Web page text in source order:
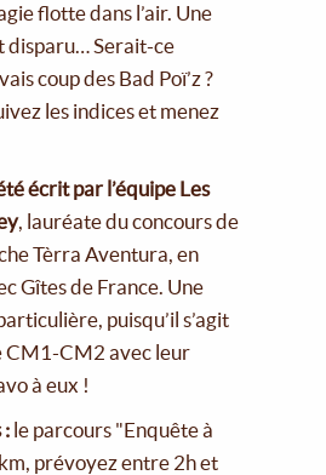
flotte dans l’air. Une
disparu… Serait-ce
coup des Bad Poï’z ?
les indices et menez
écrit par l’équipe Les
, lauréate du concours de
Tèrra Aventura, en
Gîtes de France. Une
puisqu’il s’agit
CM1-CM2 avec leur
à eux !
: le parcours "Enquête à
prévoyez entre 2h et